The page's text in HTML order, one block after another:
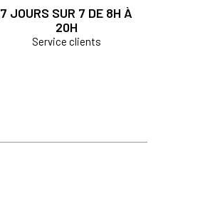
7 JOURS SUR 7 DE 8H À
20H
Service clients